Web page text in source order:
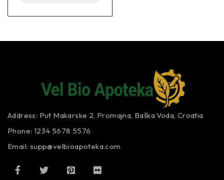
Address: Put Makarske 2, Promajna, Baška Voda, Croatia
Phone: 1234 5678 5576
Email: supp@velbioapoteka.com